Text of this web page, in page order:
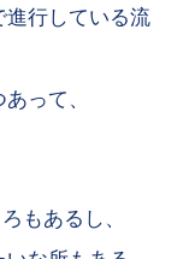
行している流
って、
もあるし、